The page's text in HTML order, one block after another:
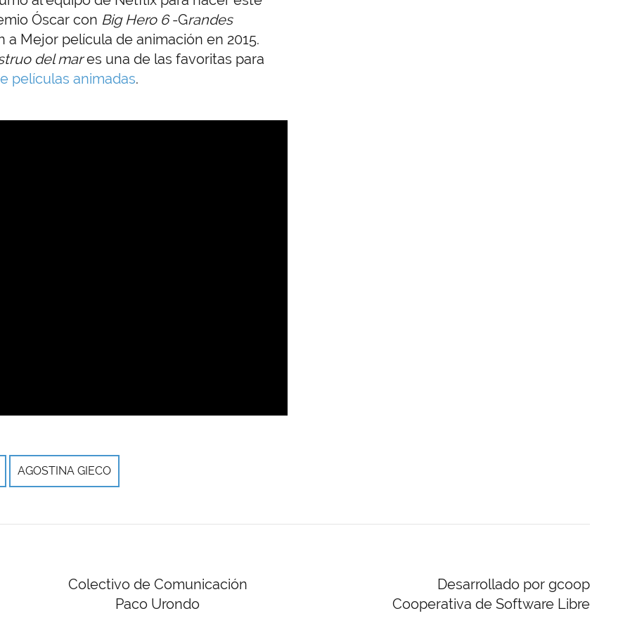
Óscar con Big Hero 6-Grandes
Mejor película de animación en 2015.
del mares una de las favoritas para
películas animadas.
AGOSTINA GIECO
Colectivo de Comunicación
Paco Urondo
Desarrollado por gcoop
Cooperativa de Software Libre